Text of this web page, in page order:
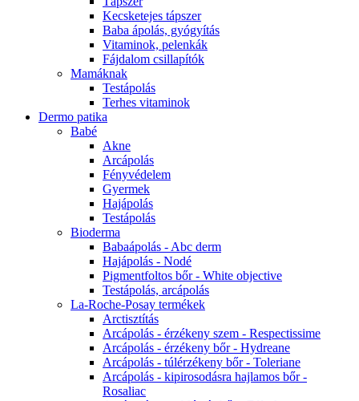
Kecsketejes tápszer
Baba ápolás, gyógyítás
Vitaminok, pelenkák
Fájdalom csillapítók
Mamáknak
Testápolás
Terhes vitaminok
Dermo patika
Babé
Akne
Arcápolás
Fényvédelem
Gyermek
Hajápolás
Testápolás
Bioderma
Babaápolás - Abc derm
Hajápolás - Nodé
Pigmentfoltos bőr - White objective
Testápolás, arcápolás
La-Roche-Posay termékek
Arctisztítás
Arcápolás - érzékeny szem - Respectissime
Arcápolás - érzékeny bőr - Hydreane
Arcápolás - túlérzékeny bőr - Toleriane
Arcápolás - kipirosodásra hajlamos bőr -
Rosaliac